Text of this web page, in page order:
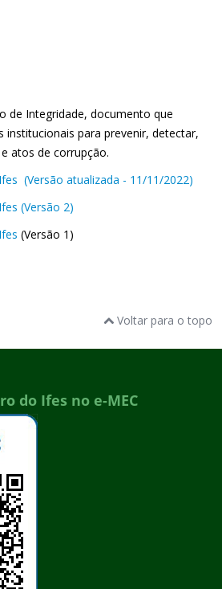
de Integridade, documento que
institucionais para prevenir, detectar,
atos de corrupção.
(Versão atualizada - 11/11/2022)
(Versão 2)
(Versão 1)
Voltar para o topo
do Ifes no e-MEC